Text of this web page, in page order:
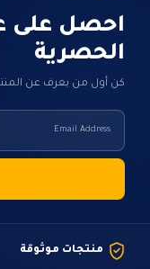
احصل على
الحصرية
كن أول من يعرف عن
منتجات موثوقة